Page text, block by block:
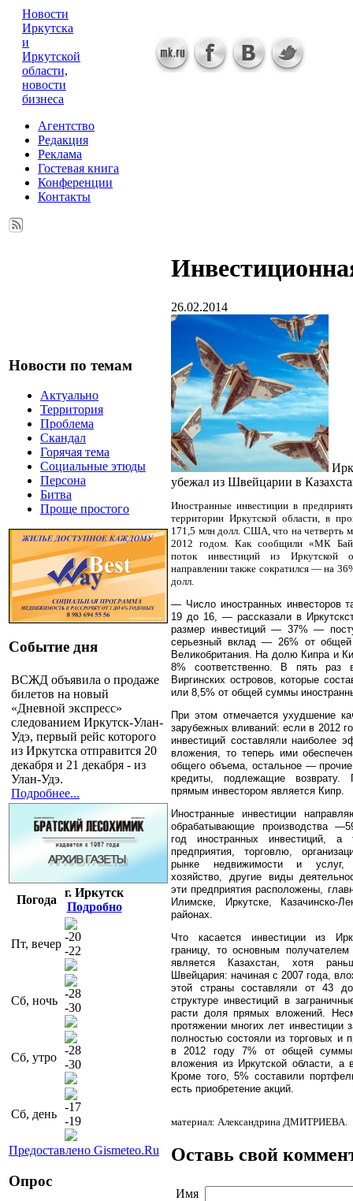
Новости
Иркутска
и
Иркутской
области,
новости
бизнеса
Агентство
Редакция
Реклама
Гостевая книга
Конференции
Контакты
Новости по темам
Актуально
Территория
Проблема
Скандал
Горячая тема
Социальные этюды
Персона
Битва
Проще простого
Событие дня
ВСЖД объявила о продаже
билетов на новый
«Дневной экспресс»
следованием Иркутск-Улан-
Удэ, первый рейс которого
из Иркутска отправится 20
декабря и 21 декабря - из
Улан-Удэ.
Подробнее...
Погода
г. Иркутск
Подробно
Пт, вечер
-20
-22
Сб, ночь
-28
-30
Сб, утро
-28
-30
Сб, день
-17
-19
Предоставлено Gismeteo.Ru
Опрос
26.02.2014
убежал из Швейцарии в
Иностранные инвестиции в
территории Иркутской области, в
171,5 млн долл. США, что на четверть
2012 годом. Как сообщили «МК
поток инвестиций из Иркутской
направлении также сократился — на
долл.
— Число иностранных инвесторов
19 до 16, — рассказали в
размер инвестиций — 37% —
серьезный вклад — 26% от
Великобритания. На долю Кипра и
8% соответственно. В пять раз
Виргинских островов, которые
или 8,5% от общей суммы
При этом отмечается ухудшение
зарубежных вливаний: если в 2012
инвестиций составляли наиболее
вложения, то теперь ими
общего объема, остальное — прочие
кредиты, подлежащие
прямым инвестором является Кипр.
Иностранные инвестиции
обрабатывающие производства
год иностранных инвестиций, а
предприятия, торговлю,
рынке недвижимости и услуг,
хозяйство, другие виды
эти предприятия расположены,
Илимске, Иркутске, Казачинско-
районах.
Что касается инвестиции из
границу, то основным
является Казахстан, хотя
Швейцария: начиная с 2007 года,
этой страны составляли от 43
структуре инвестиций в
расти доля прямых вложений.
протяжении многих лет инвестиции
полностью состояли из торговых и
в 2012 году 7% от общей суммы
вложения из Иркутской области,
Кроме того, 5% составили
есть приобретение акций.
материал: Александрина ДМИТРИЕВА.
Оставь свой
Имя